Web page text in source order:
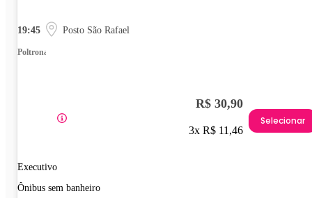
19:45 Posto São Rafael
Poltrona
Executivo
Ônibus sem banheiro
R$ 30,90
3x R$ 11,46
Selecionar